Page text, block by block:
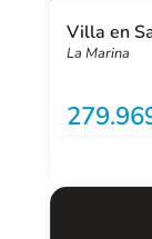
Villa en
La Marina